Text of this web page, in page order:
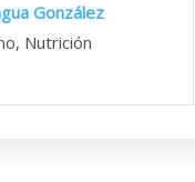
González
Nutrición